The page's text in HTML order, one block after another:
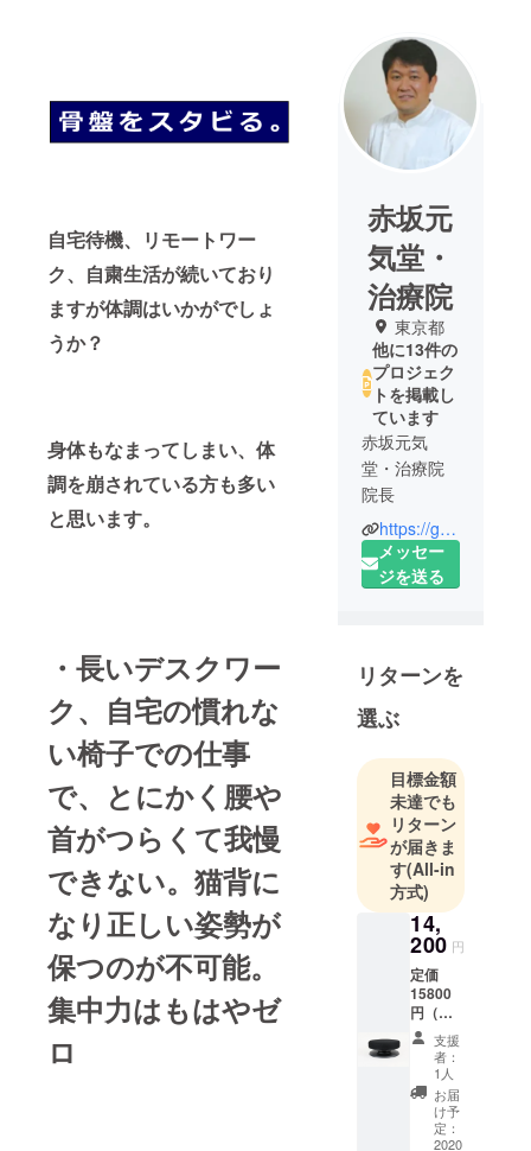
自宅待機、リモートワー
ク、自粛生活が続いており
ますが体調はいかがでしょ
うか？
身体もなまってしまい、体
調を崩されている方も多い
と思います。
・長いデスクワー
ク、自宅の慣れな
い椅子での仕事
で、とにかく腰や
首がつらくて我慢
できない。猫背に
なり正しい姿勢が
保つのが不可能。
集中力はもはやゼ
ロ
赤坂元
気堂・
治療院
東京都
他に13件の
プロジェク
トを掲載し
ています
赤坂元気
堂・治療院
院長
高校生の
時、ウェイ
が２倍に
なったこと
により体の
不思議に興
味を持つ。
大学では建
築学を学び
ながら（今
は身体の建
築）極真空
手、トレー
ニングに没
頭。大学卒
業後、カイ
ロプラク
ポーツト
レーナーと
して独立す
https://genkigenkigenki.jp/
メッセー
ジを送る
リターンを
選ぶ
目標金額
未達でも
リターン
が届きま
す(All-in
方式)
14,
200 円
定価
15800
円（税
込）が
20%オ
フ！ 骨
盤スタ
ビライ
ザー 1
個 お
支援
者：
1人
お届
け予
定：
2020